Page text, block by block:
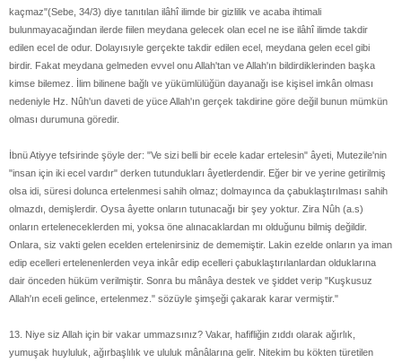
kaçmaz"(Sebe, 34/3) diye tanıtılan ilâhî ilimde bir gizlilik ve acaba ihtimali
bulunmayacağından ilerde fiilen meydana gelecek olan ecel ne ise ilâhî ilimde takdir
edilen ecel de odur. Dolayısıyle gerçekte takdir edilen ecel, meydana gelen ecel gibi
birdir. Fakat meydana gelmeden evvel onu Allah'tan ve Allah'ın bildirdiklerinden başka
kimse bilemez. İlim bilinene bağlı ve yükümlülüğün dayanağı ise kişisel imkân olması
nedeniyle Hz. Nûh'un daveti de yüce Allah'ın gerçek takdirine göre değil bunun mümkün
olması durumuna göredir.
İbnü Atiyye tefsirinde şöyle der: "Ve sizi belli bir ecele kadar ertelesin" âyeti, Mutezile'nin
"insan için iki ecel vardır" derken tutundukları âyetlerdendir. Eğer bir ve yerine getirilmiş
olsa idi, süresi dolunca ertelenmesi sahih olmaz; dolmayınca da çabuklaştırılması sahih
olmazdı, demişlerdir. Oysa âyette onların tutunacağı bir şey yoktur. Zira Nûh (a.s)
onların erteleneceklerden mi, yoksa öne alınacaklardan mı olduğunu bilmiş değildir.
Onlara, siz vakti gelen ecelden ertelenirsiniz de dememiştir. Lakin ezelde onların ya iman
edip ecelleri ertelenenlerden veya inkâr edip ecelleri çabuklaştırılanlardan olduklarına
dair önceden hüküm verilmiştir. Sonra bu mânâya destek ve şiddet verip "Kuşkusuz
Allah'ın eceli gelince, ertelenmez." sözüyle şimşeği çakarak karar vermiştir."
13. Niye siz Allah için bir vakar ummazsınız? Vakar, hafifliğin zıddı olarak ağırlık,
yumuşak huyluluk, ağırbaşlılık ve ululuk mânâlarına gelir. Nitekim bu kökten türetilen